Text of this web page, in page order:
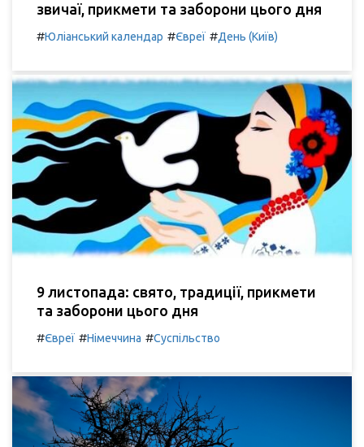
звичаї, прикмети та заборони цього дня
#Юліанський календар #Євреї #День (Київ)
9 листопада: свято, традиції, прикмети
та заборони цього дня
#Євреї #Німеччина #Суспільство